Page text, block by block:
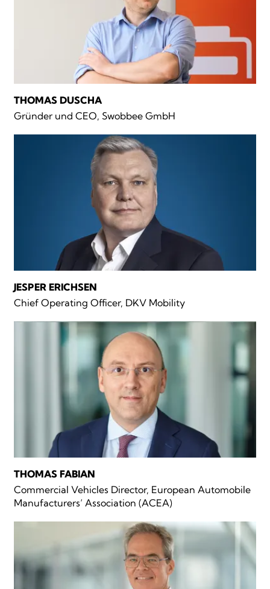
THOMAS DUSCHA
Gründer und CEO, Swobbee GmbH
JESPER ERICHSEN
Chief Operating Officer, DKV Mobility
THOMAS FABIAN
Commercial Vehicles Director, European Automobile
Manufacturers‘ Association (ACEA)